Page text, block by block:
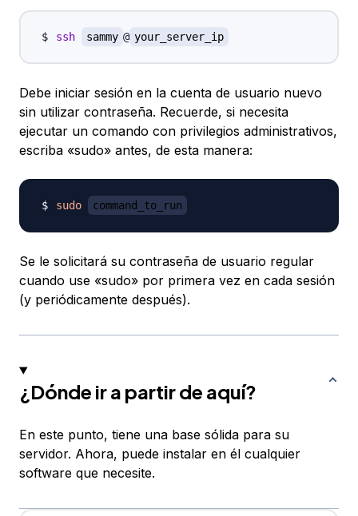
ssh sammy @ your_server_ip
Debe iniciar sesión en la cuenta de usuario nuevo
sin utilizar contraseña. Recuerde, si necesita
ejecutar un comando con privilegios administrativos,
escriba «sudo» antes, de esta manera:
sudo command_to_run
Se le solicitará su contraseña de usuario regular
cuando use «sudo» por primera vez en cada sesión
(y periódicamente después).
¿Dónde ir a partir de aquí?
En este punto, tiene una base sólida para su
servidor. Ahora, puede instalar en él cualquier
software que necesite.